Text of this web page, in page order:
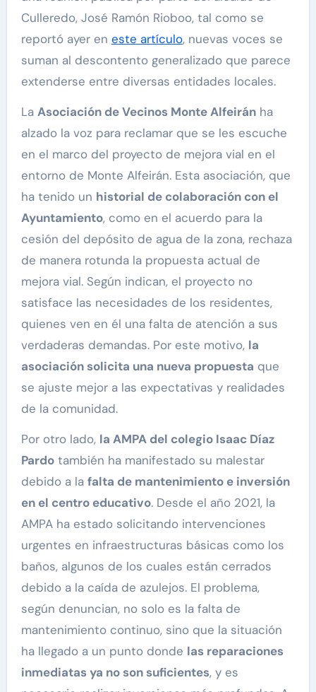
Culleredo, José Ramón Rioboo, tal como se
reportó ayer en este artículo, nuevas voces se
suman al descontento generalizado que parece
extenderse entre diversas entidades locales.
La Asociación de Vecinos Monte Alfeiránha
alzado la voz para reclamar que se les escuche
en el marco del proyecto de mejora vial en el
entorno de Monte Alfeirán. Esta asociación, que
ha tenido un historial de colaboración con el
Ayuntamiento, como en el acuerdo para la
cesión del depósito de agua de la zona, rechaza
de manera rotunda la propuesta actual de
mejora vial. Según indican, el proyecto no
satisface las necesidades de los residentes,
quienes ven en él una falta de atención a sus
verdaderas demandas. Por este motivo, la
asociación solicita una nueva propuesta que
se ajuste mejor a las expectativas y realidades
de la comunidad.
Por otro lado, la AMPA del colegio Isaac Díaz
Pardotambién ha manifestado su malestar
debido a la falta de mantenimiento e inversión
en el centro educativo. Desde el año 2021, la
AMPA ha estado solicitando intervenciones
urgentes en infraestructuras básicas como los
baños, algunos de los cuales están cerrados
debido a la caída de azulejos. El problema,
según denuncian, no solo es la falta de
mantenimiento continuo, sino que la situación
ha llegado a un punto donde las reparaciones
inmediatas ya no son suficientes, y es